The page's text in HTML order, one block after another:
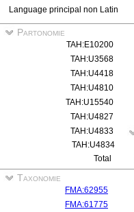
Language principal non Latin
Partonomie
TAH:E10200
TAH:U3568
TAH:U4418
TAH:U4810
TAH:U15540
TAH:U4827
TAH:U4833
TAH:U4834
Total
Taxonomie
FMA:62955
FMA:61775